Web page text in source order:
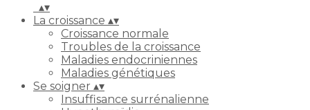
▴▾
La croissance ▴▾
Croissance normale
Troubles de la croissance
Maladies endocriniennes
Maladies génétiques
Se soigner ▴▾
Insuffisance surrénalienne